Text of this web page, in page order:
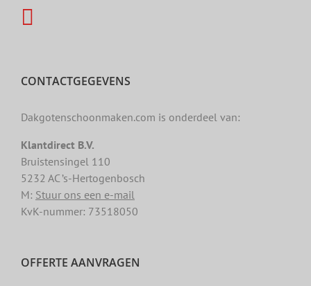
CONTACTGEGEVENS
Dakgotenschoonmaken.com is onderdeel van:
Klantdirect B.V.
Bruistensingel 110
5232 AC ’s-Hertogenbosch
M: Stuur ons een e-mail
KvK-nummer: 73518050
OFFERTE AANVRAGEN